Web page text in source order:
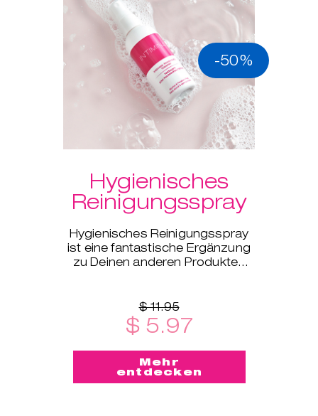
-50%
Hygienisches
Reinigungsspray
Hygienisches Reinigungsspray
ist eine fantastische Ergänzung
zu Deinen anderen Produkten
$ 11.95
$ 5.97
Mehr
entdecken